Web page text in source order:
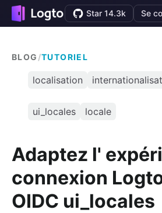
Star 14.3k Se
BLOG /TUTORIEL
localisation
ui_locales locale
Adaptez l'
connexion
OIDC ui_locales